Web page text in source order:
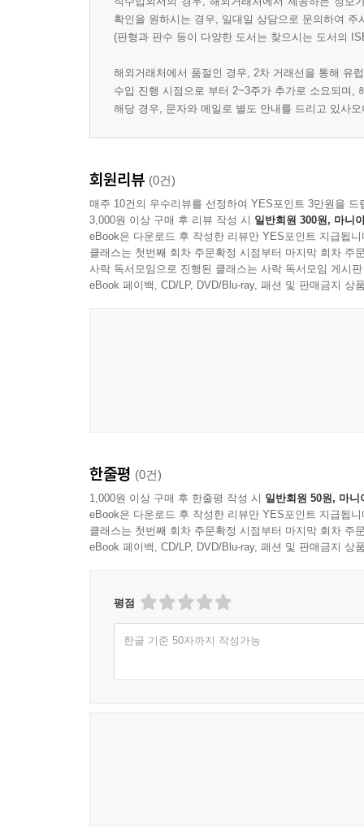
확인을 원하시는 경우, 일대일 상담으로 문의하여 주
(판형과 판수 등이 다양한 도서는 찾으시는 도서의
해외거래처에서 품절인 경우, 2차 거래선을 통해 유
수입 진행 시점으로 부터 2~3주가 추가로 소요되며,
해당 경우, 문자와 메일로 별도 안내를 드리고 있사
회원리뷰 (0건)
매주 10건의 우수리뷰를 선정하여 YES포인트 3만원을 드
3,000원 이상 구매 후 리뷰 작성 시 일반회원 300원, 마니
eBook은 다운로드 후 작성한 리뷰만 YES포인트 지급됩니
클래스는 첫번째 회차 주문확정 시점부터 마지막 회차 주
사락 독서모임으로 진행된 클래스는 사락 독서모임 게시
eBook 페이백, CD/LP, DVD/Blu-ray, 패션 및 판매금지 상
한줄평 (0건)
1,000원 이상 구매 후 한줄평 작성 시 일반회원 50원, 마니
eBook은 다운로드 후 작성한 리뷰만 YES포인트 지급됩니
클래스는 첫번째 회차 주문확정 시점부터 마지막 회차 주
eBook 페이백, CD/LP, DVD/Blu-ray, 패션 및 판매금지 상
평점
한글 기준 50자까지 작성가능